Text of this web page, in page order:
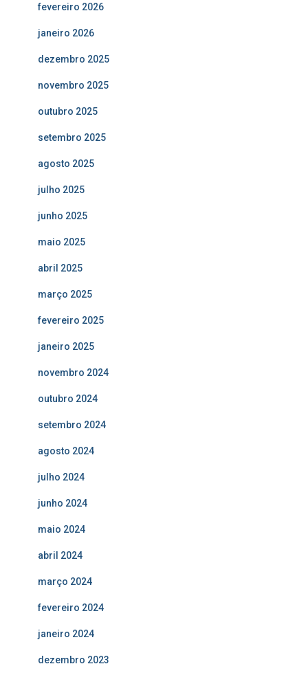
fevereiro 2026
janeiro 2026
dezembro 2025
novembro 2025
outubro 2025
setembro 2025
agosto 2025
julho 2025
junho 2025
maio 2025
abril 2025
março 2025
fevereiro 2025
janeiro 2025
novembro 2024
outubro 2024
setembro 2024
agosto 2024
julho 2024
junho 2024
maio 2024
abril 2024
março 2024
fevereiro 2024
janeiro 2024
dezembro 2023